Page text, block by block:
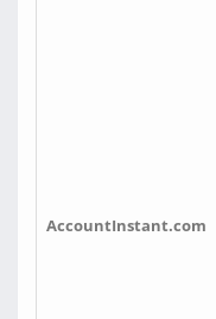
AccountInstant.com